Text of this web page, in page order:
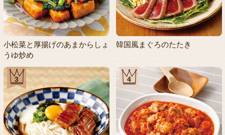
小松菜と厚揚げのあまからしょ
うゆ炒め
韓国風まぐろのたたき
3 4